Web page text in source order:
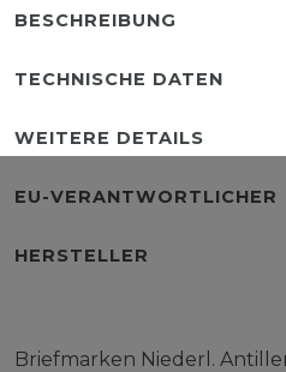
BESCHREIBUNG
TECHNISCHE DATEN
WEITERE DETAILS
EU-VERANTWORTLICHER
HERSTELLER
Briefmarken Niederl.